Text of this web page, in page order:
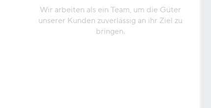
Wir arbeiten als ein Team, um die Güter
unserer Kunden zuverlässig an ihr Ziel zu
bringen.